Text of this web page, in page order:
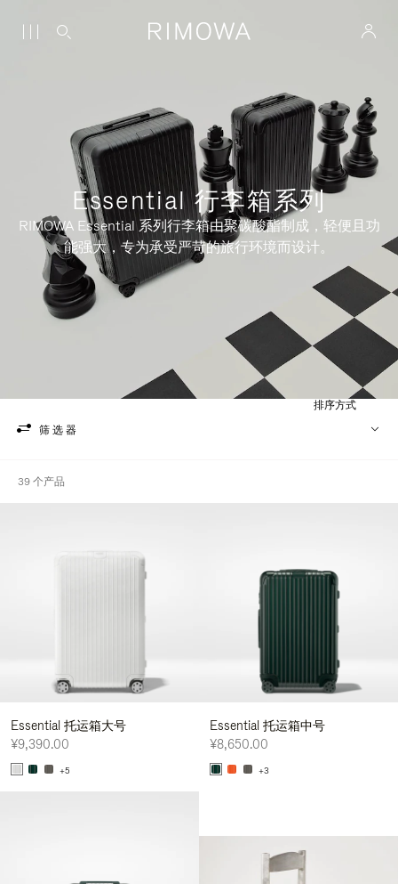
Essential 行李箱系列
RIMOWA Essential 系列行李箱由聚碳酸酯制成，轻便且功
能强大，专为承受严苛的旅行环境而设计。
筛选器
排序方式
39 个产品
Essential 托运箱大号
¥9,390.00
+5
Essential 托运箱中号
¥8,650.00
+3